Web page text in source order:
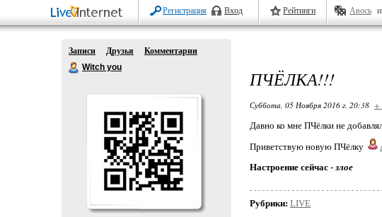
Регистрация Вход Рейтинги Авось
Записи Друзья
Комментарии
Witch you
ПЧЁЛКА!!!
Суббота, 05 Ноября 2016 г. 20:38 +
Давно ко мне ПЧёлки не
Приветствую новую ПЧёлку
Настроение сейчас -злое
Рубрики: LIVE